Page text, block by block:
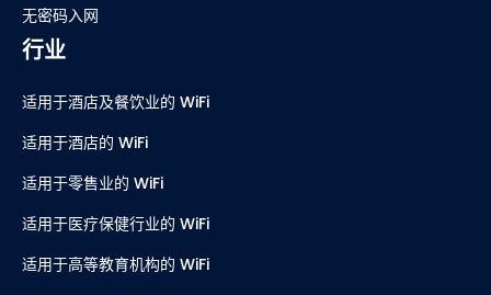
无密码入网
行业
适用于酒店及餐饮业的 WiFi
适用于酒店的 WiFi
适用于零售业的 WiFi
适用于医疗保健行业的 WiFi
适用于高等教育机构的 WiFi